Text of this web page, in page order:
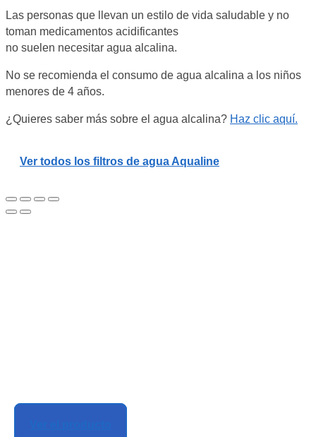
Las personas que llevan un estilo de vida saludable y no
toman medicamentos acidificantes
no suelen necesitar agua alcalina.
No se recomienda el consumo de agua alcalina a los niños
menores de 4 años.
¿Quieres saber más sobre el agua alcalina? Haz clic aquí.
Ver todos los filtros de agua Aqualine